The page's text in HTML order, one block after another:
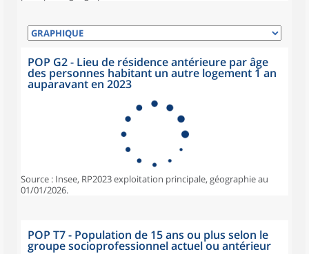
POP G2 - Lieu de résidence antérieure par âge
des personnes habitant un autre logement 1 an
auparavant en 2023
Source : Insee, RP2023 exploitation principale, géographie au
01/01/2026.
POP T7 - Population de 15 ans ou plus selon le
groupe socioprofessionnel actuel ou antérieur